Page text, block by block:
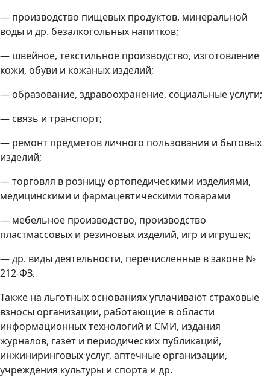
— производство пищевых продуктов, минеральной
воды и др. безалкогольных напитков;
— швейное, текстильное производство, изготовление
кожи, обуви и кожаных изделий;
— образование, здравоохранение, социальные услуги;
— связь и транспорт;
— ремонт предметов личного пользования и бытовых
изделий;
— торговля в розницу ортопедическими изделиями,
медицинскими и фармацевтическими товарами
— мебельное производство, производство
пластмассовых и резиновых изделий, игр и игрушек;
— др. виды деятельности, перечисленные в законе №
212-ФЗ.
Также на льготных основаниях уплачивают страховые
взносы организации, работающие в области
информационных технологий и СМИ, издания
журналов, газет и периодических публикаций,
инжиниринговых услуг, аптечные организации,
учреждения культуры и спорта и др.